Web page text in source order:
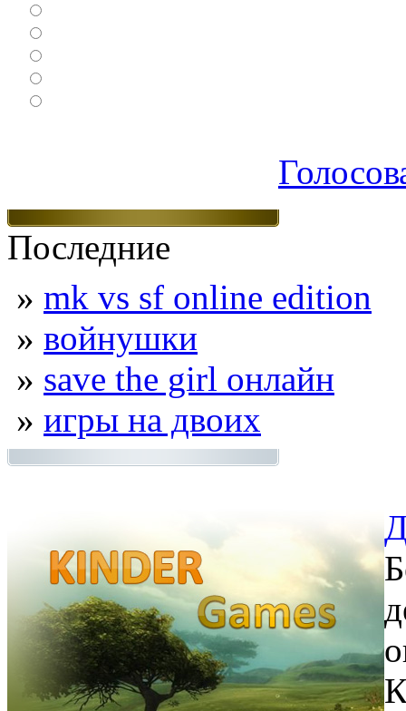
Последние
» mk vs sf online edition
» войнушки
» save the girl онлайн
» игры на двоих